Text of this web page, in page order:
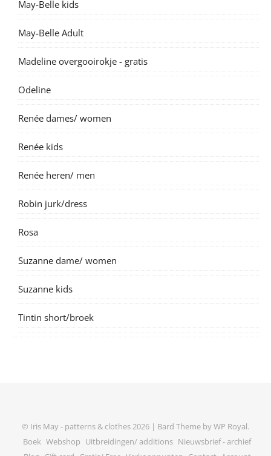
May-Belle kids
May-Belle Adult
Madeline overgooirokje - gratis
Odeline
Renée dames/ women
Renée kids
Renée heren/ men
Robin jurk/dress
Rosa
Suzanne dame/ women
Suzanne kids
Tintin short/broek
© Iris May - patterns & clothes 2026 | Bard Theme byWP Royal.
Boek Webshop Uitbreidingen/ additions Nieuwsbrief - archief